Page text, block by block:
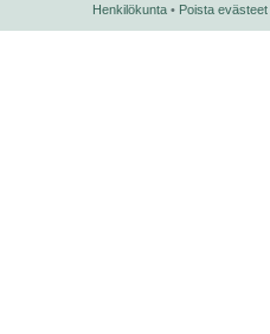
Henkilökunta • Poista evästeet